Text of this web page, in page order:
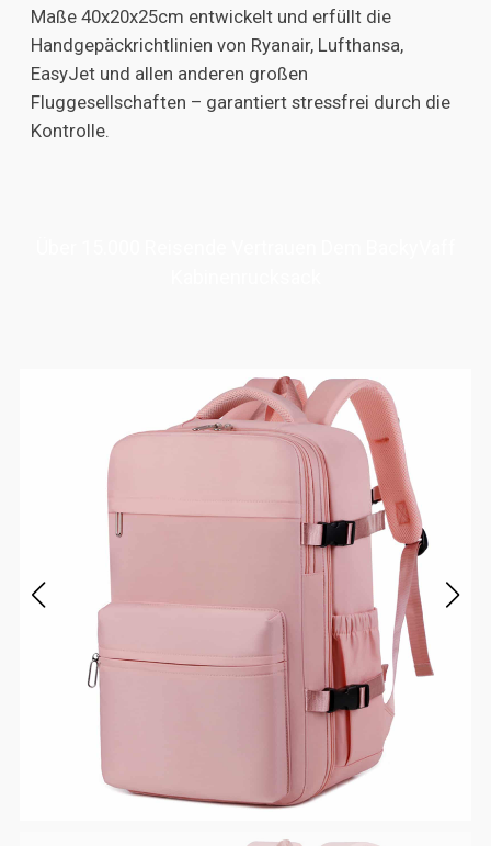
Maße 40x20x25cm entwickelt und erfüllt die
Handgepäckrichtlinien von Ryanair, Lufthansa,
EasyJet und allen anderen großen
Fluggesellschaften – garantiert stressfrei durch die
Kontrolle.